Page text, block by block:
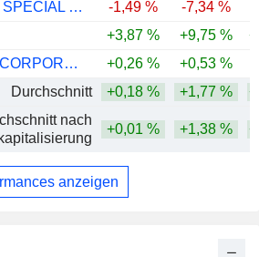
CITIC PACIFIC SPECIAL STEEL GROUP CO., LTD
-1,49 % -7,34 %
+3,87 % +9,75 %
CHINA STEEL CORPORATION
+0,26 % +0,53 %
Durchschnitt
+0,18 % +1,77 %
nach
+0,01 % +1,38 %
anzeigen